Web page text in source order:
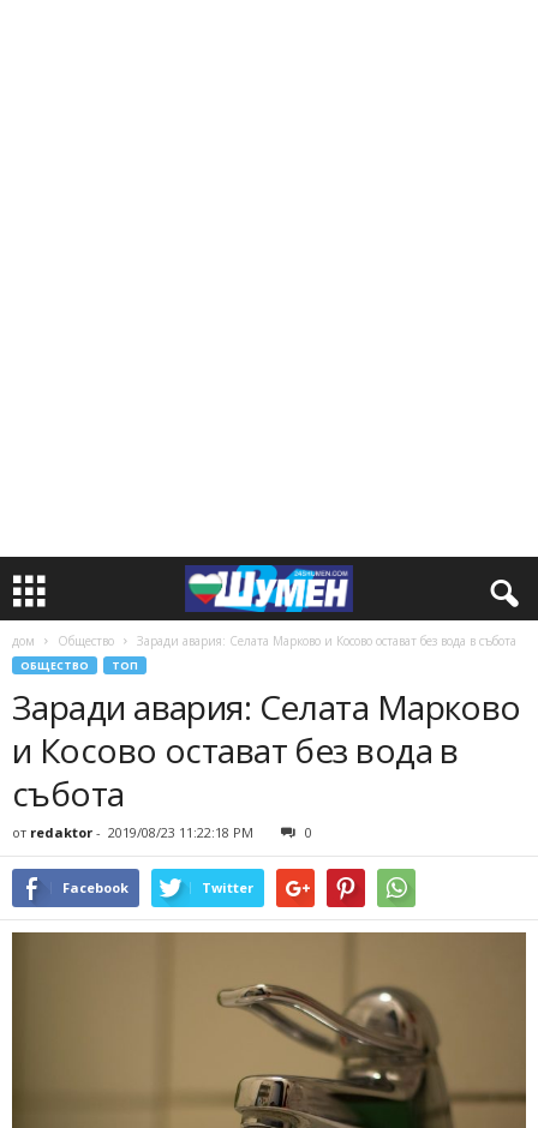
дом Общество Заради авария: Селата Марково и Косово остават без вода в събота
ОБЩЕСТВО ТОП
Заради авария: Селата Марково
и Косово остават без вода в
събота
от redaktor - 2019/08/23 11:22:18 PM 0
Facebook Twitter